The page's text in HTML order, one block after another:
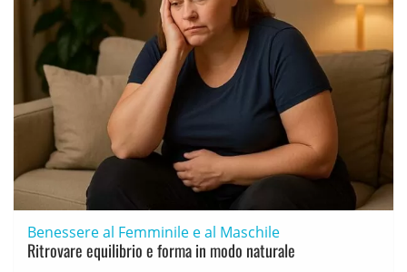
Benessere al Femminile e al Maschile
Ritrovare equilibrio e forma in modo naturale